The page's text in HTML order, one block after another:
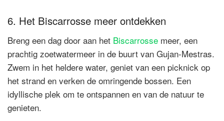
6. Het Biscarrosse meer ontdekken
Breng een dag door aan het Biscarrosse meer, een
prachtig zoetwatermeer in de buurt van Gujan-Mestras.
Zwem in het heldere water, geniet van een picknick op
het strand en verken de omringende bossen. Een
idyllische plek om te ontspannen en van de natuur te
genieten.